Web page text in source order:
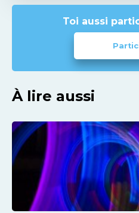
Toi aussi
À lire aussi